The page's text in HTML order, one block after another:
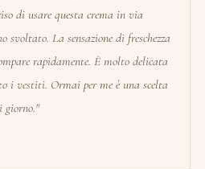
di usare questa crema in via
svoltato. La sensazione di freschezza
rapidamente. È molto delicata
i vestiti. Ormai per me è una scelta
giorno."